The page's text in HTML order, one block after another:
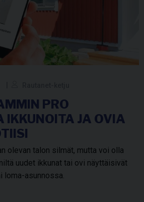
PRO
IKKUNOITA JA OVIA
olevan talon silmät, mutta voi olla
uudet ikkunat tai ovi näyttäisivät
asunnossa.